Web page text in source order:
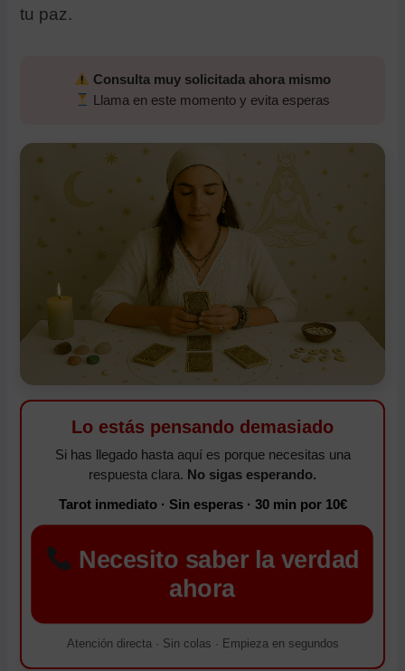
tu paz.
Consulta muy solicitada ahora mismo
Llama en este momento y evita esperas
Lo estás pensando demasiado
Si has llegado hasta aquí es porque necesitas una
respuesta clara. No sigas esperando.
Tarot inmediato · Sin esperas · 30 min por 10€
Necesito saber la verdad
ahora
Atención directa · Sin colas · Empieza en segundos